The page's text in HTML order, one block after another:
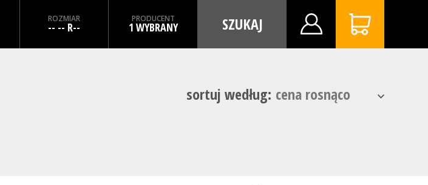
ROZMIAR
-- -- R--
PRODUCENT
1 WYBRANY SZUKAJ
sortuj według: